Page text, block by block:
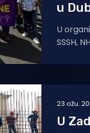
u
U
SSSH,
23 ožu.
U